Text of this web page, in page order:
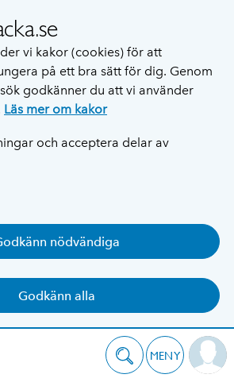
vi kakor (cookies) för att
på ett bra sätt för dig. Genom
godkänner du att vi använder
Läs mer om kakor
och acceptera delar av
nödvändiga
Godkänn alla
MENY